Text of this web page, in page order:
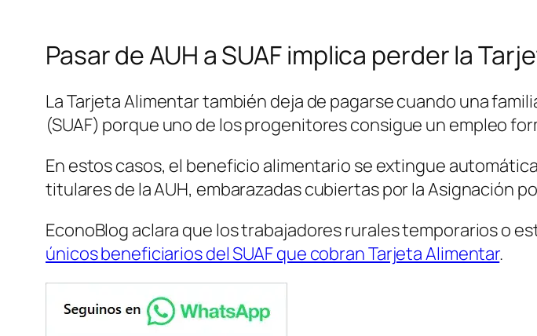
Pasar de AUH a SUAF implica perder la
La Tarjeta Alimentar también deja de pagarse cuando una
(SUAF) porque uno de los progenitores consigue un empleo
En estos casos, el beneficio alimentario se extingue
titulares de la AUH, embarazadas cubiertas por la Asignación
EconoBlog aclara que los trabajadores rurales temporarios o
únicos beneficiarios del SUAF que cobran Tarjeta Alimentar.